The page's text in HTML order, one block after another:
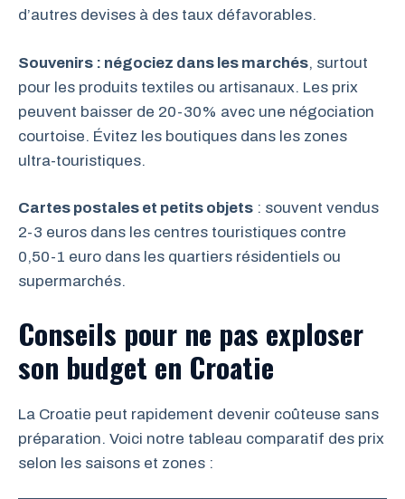
d’autres devises à des taux défavorables.
Souvenirs : négociez dans les marchés, surtout
pour les produits textiles ou artisanaux. Les prix
peuvent baisser de 20-30% avec une négociation
courtoise. Évitez les boutiques dans les zones
ultra-touristiques.
Cartes postales et petits objets : souvent vendus
2-3 euros dans les centres touristiques contre
0,50-1 euro dans les quartiers résidentiels ou
supermarchés.
Conseils pour ne pas exploser
son budget en Croatie
La Croatie peut rapidement devenir coûteuse sans
préparation. Voici notre tableau comparatif des prix
selon les saisons et zones :